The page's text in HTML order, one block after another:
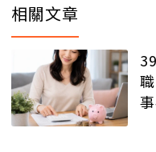
相關文章